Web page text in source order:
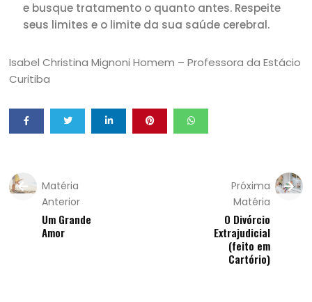
e busque tratamento o quanto antes. Respeite
seus limites e o limite da sua saúde cerebral.
Isabel Christina Mignoni Homem – Professora da Estácio
Curitiba
Matéria
Anterior
Um Grande
Amor
Próxima
Matéria
O Divórcio
Extrajudicial
(feito em
Cartório)